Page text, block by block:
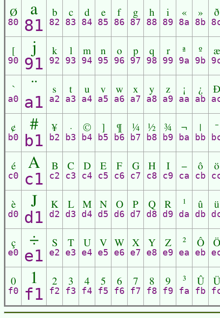
Ø
80
a
81
b
82
c
83
d
84
e
85
f
86
g
87
h
88
i
89
«
8a
»
8b
ð
[
90
j
91
k
92
l
93
m
94
n
95
o
96
p
97
q
98
r
99
ª
9a
º
9b
æ
`
a0
¨
a1
s
a2
t
a3
u
a4
v
a5
w
a6
x
a7
y
a8
z
a9
¡
aa
¿
ab
Ð
¢
b0
#
b1
¥
b2
·
b3
©
b4
]
b5
¶
b6
¼
b7
½
b8
¾
b9
¬
ba
|
bb
¯
é
c0
A
c1
B
c2
C
c3
D
c4
E
c5
F
c6
G
c7
H
c8
I
c9
–
ca
ô
cb
ö
è
d0
J
d1
K
d2
L
d3
M
d4
N
d5
O
d6
P
d7
Q
d8
R
d9
¹
da
û
db
ü
ç
e0
÷
e1
S
e2
T
e3
U
e4
V
e5
W
e6
X
e7
Y
e8
Z
e9
²
ea
Ô
eb
Ö
0
f0
1
f1
2
f2
3
f3
4
f4
5
f5
6
f6
7
f7
8
f8
9
f9
³
fa
Û
fb
Ü